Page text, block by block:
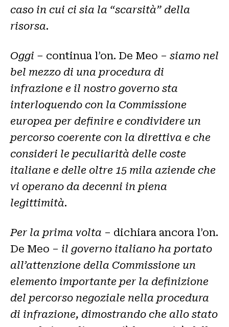
caso in cui ci sia la “scarsità” della
risorsa.
Oggi – continua l’on. De Meo – siamo nel
bel mezzo di una procedura di
infrazione e il nostro governo sta
interloquendo con la Commissione
europea per definire e condividere un
percorso coerente con la direttiva e che
consideri le peculiarità delle coste
italiane e delle oltre 15 mila aziende che
vi operano da decenni in piena
legittimità.
Per la prima volta – dichiara ancora l’on.
De Meo – il governo italiano ha portato
all’attenzione della Commissione un
elemento importante per la definizione
del percorso negoziale nella procedura
di infrazione, dimostrando che allo stato